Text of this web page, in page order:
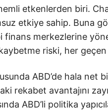
etkenlerden biri.
etkiye sahip. Buna
finans merkezlerine
riski, her geçen
ABD’de hala net
rekabet avantajını
ABD’li politika